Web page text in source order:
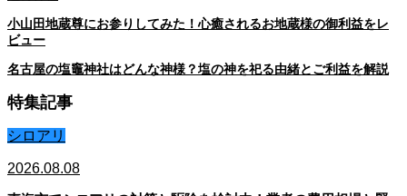
小山田地蔵尊にお参りしてみた！心癒されるお地蔵様の御利益をレ
ビュー
名古屋の塩竈神社はどんな神様？塩の神を祀る由緒とご利益を解説
特集記事
シロアリ
2026.08.08